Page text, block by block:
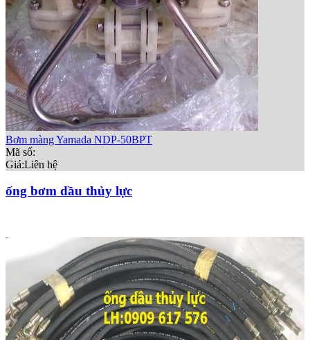
Bơm màng Yamada NDP-50BPT
Mã số:
Giá:Liên hệ
ống bơm dầu thủy lực